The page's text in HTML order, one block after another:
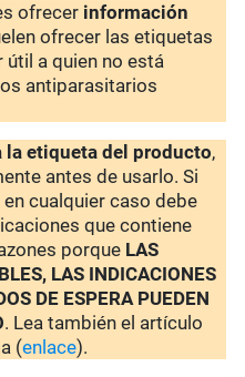
ofrecer información
ofrecer las etiquetas
a quien no está
antiparasitarios
etiqueta del producto,
antes de usarlo. Si
cualquier caso debe
que contiene
porque LAS
LAS INDICACIONES
DE ESPERA PUEDEN
. Lea también el artículo
(enlace).